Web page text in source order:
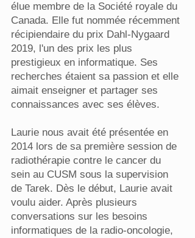
élue membre de la Société royale du
Canada. Elle fut nommée récemment
récipiendaire du prix Dahl-Nygaard
2019, l'un des prix les plus
prestigieux en informatique. Ses
recherches étaient sa passion et elle
aimait enseigner et partager ses
connaissances avec ses élèves.
Laurie nous avait été présentée en
2014 lors de sa première session de
radiothérapie contre le cancer du
sein au CUSM sous la supervision
de Tarek. Dès le début, Laurie avait
voulu aider. Après plusieurs
conversations sur les besoins
informatiques de la radio-oncologie,